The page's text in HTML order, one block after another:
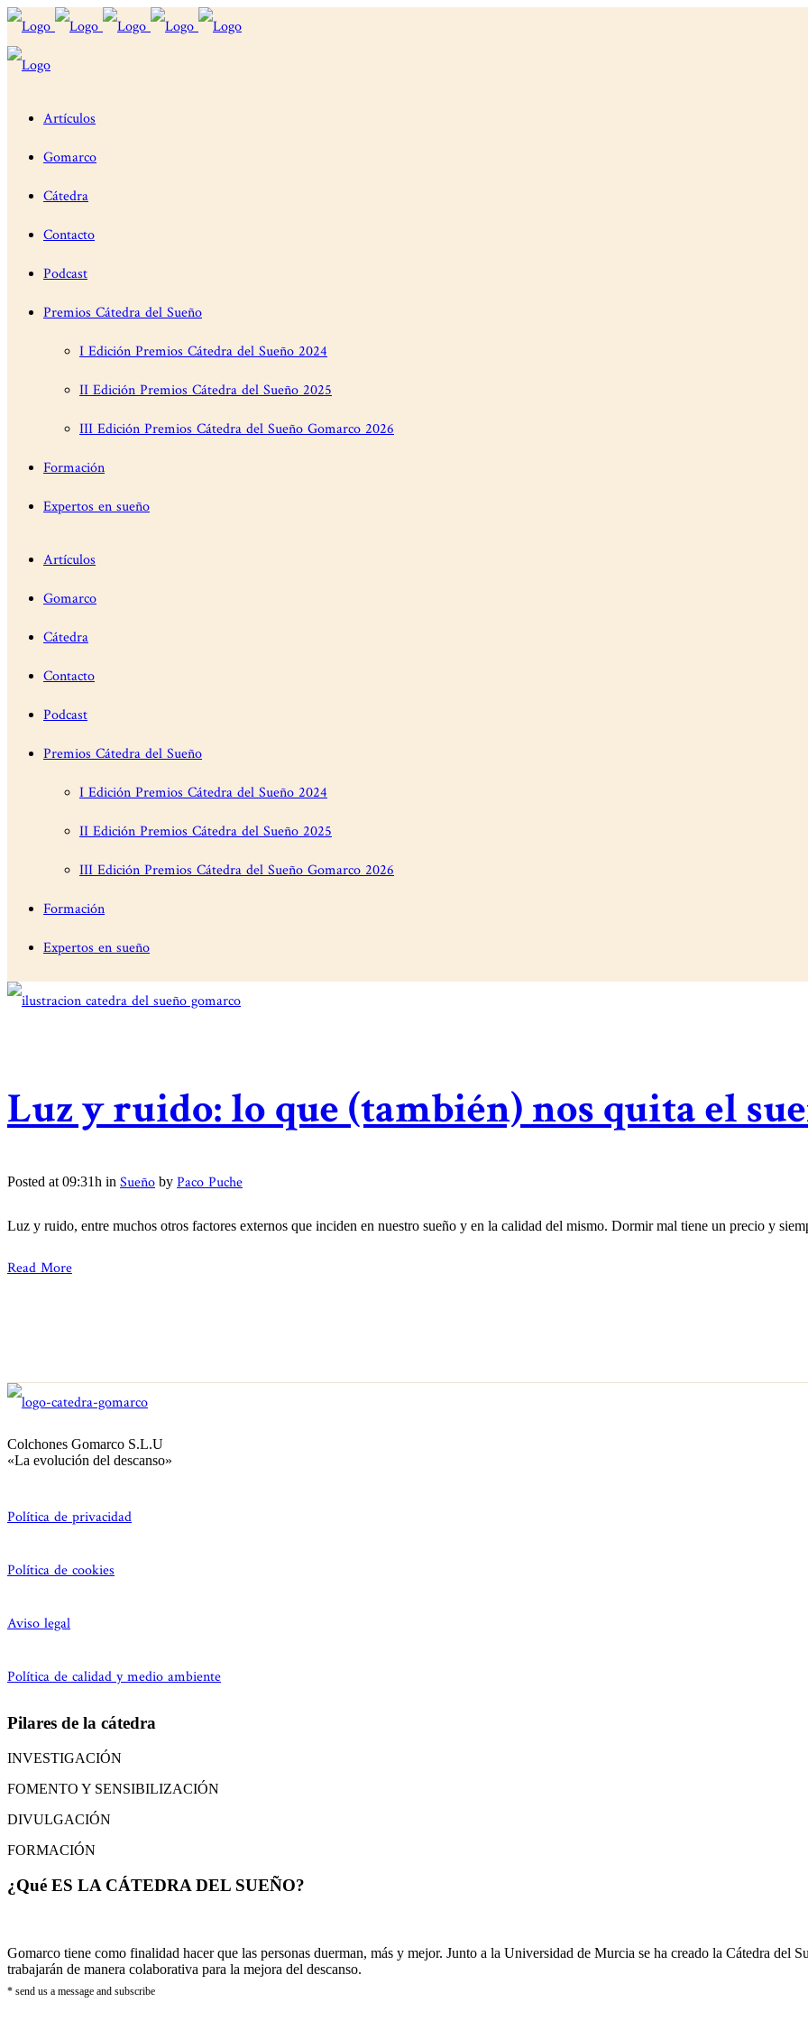
Artículos
Gomarco
Cátedra
Contacto
Podcast
Premios Cátedra del Sueño
I Edición Premios Cátedra del Sueño 2024
II Edición Premios Cátedra del Sueño 2025
III Edición Premios Cátedra del Sueño Gomarco 2026
Formación
Expertos en sueño
Artículos
Gomarco
Cátedra
Contacto
Podcast
Premios Cátedra del Sueño
I Edición Premios Cátedra del Sueño 2024
II Edición Premios Cátedra del Sueño 2025
III Edición Premios Cátedra del Sueño Gomarco 2026
Formación
Expertos en sueño
Luz y ruido: lo que (también) nos quita el
Posted at 09:31h in Sueño by Paco Puche
Luz y ruido, entre muchos otros factores externos que inciden en nuestro sueño y en la calidad del mismo. Dormir mal tiene un precio y
Read More
Colchones Gomarco S.L.U
«La evolución del descanso»
Política de privacidad
Política de cookies
Aviso legal
Política de calidad y medio ambiente
Pilares de la cátedra
INVESTIGACIÓN
FOMENTO Y SENSIBILIZACIÓN
DIVULGACIÓN
FORMACIÓN
¿Qué ES LA CÁTEDRA DEL SUEÑO?
Gomarco tiene como finalidad hacer que las personas duerman, más y mejor. Junto a la Universidad de Murcia se ha creado la Cátedra del
trabajarán de manera colaborativa para la mejora del descanso.
* send us a message and subscribe